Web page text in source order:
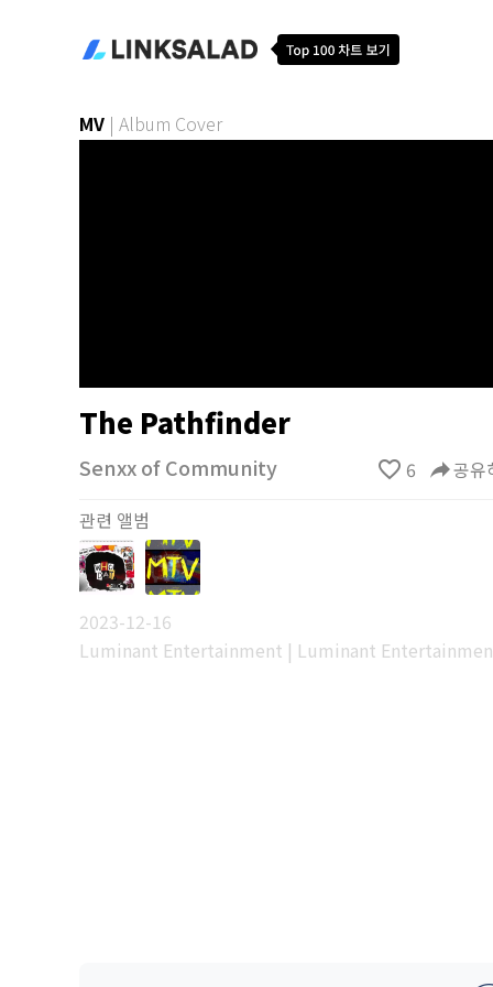
MV | Album Cover
The Pathfinder
Senxx of Community favorite_border 6 reply공유
관련 앨범
2023-12-16
Luminant Entertainment | Luminant